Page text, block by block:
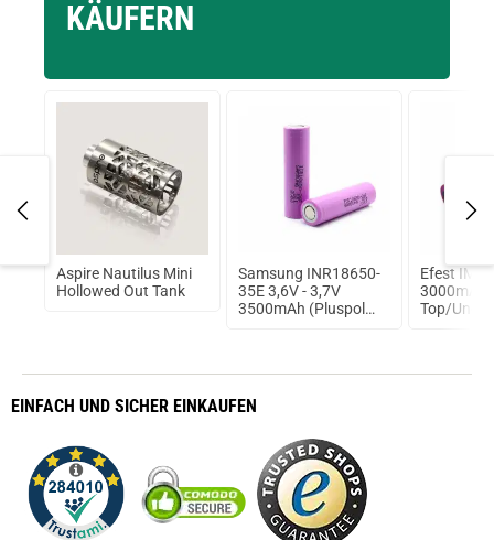
KÄUFERN
Aspire Nautilus Mini
Hollowed Out Tank
Samsung INR18650-
35E 3,6V - 3,7V
3500mAh (Pluspol
Efest IMR
Top/
EINFACH UND SICHER EINKAUFEN